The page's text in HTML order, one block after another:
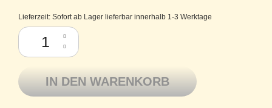
Lieferzeit: Sofort ab Lager lieferbar innerhalb 1-3 Werktage
Atelier Zitron Merinowolle extrafine Tasmanian Wool Ursprung 11
IN DEN WARENKORB